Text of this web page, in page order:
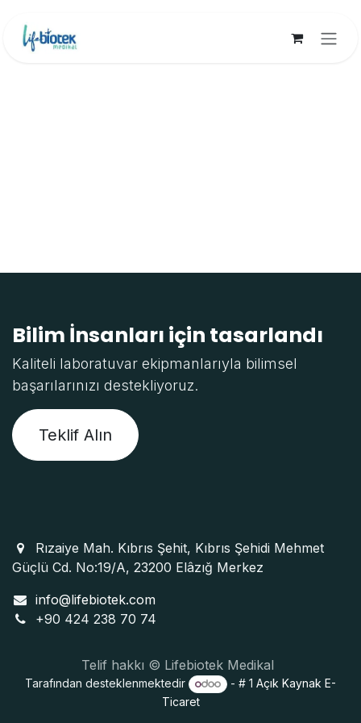
Bilim İnsanları için tasarlandı
Kaliteli laboratuvar ekipmanlarıyla bilimsel
başarılarınızı destekliyoruz.
Teklif Alın
Rızaiye Mah. Kıbrıs Şehit, Kıbrıs Şehidi Mehmet
Güçlü Cd. No:19/A, 23200 Elâzığ Merkez
info@lifebiotek.com
+90 424 238 70 74
Telif hakkı © Lifebiotek Medikal
Tarafından desteklenmektedir - # 1Açık Kaynak E-
Ticaret